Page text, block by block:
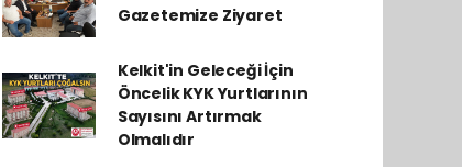
Gazetemize Ziyaret
Kelkit'in Geleceği İçin
Öncelik KYK Yurtlarının
Sayısını Artırmak
Olmalıdır